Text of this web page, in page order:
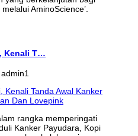
AminoScience’.
Kenali T…
admin1
rangka memperingati
Kanker Payudara, Kopi